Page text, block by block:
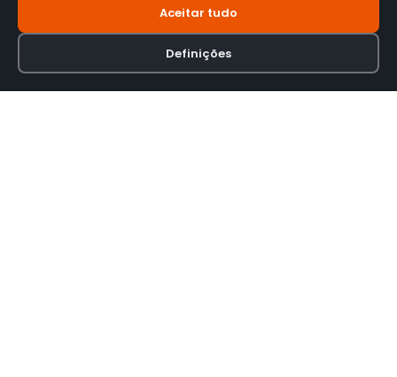
Aceitar tudo
Definições